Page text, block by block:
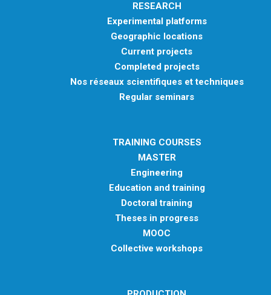
RESEARCH
Experimental platforms
Geographic locations
Current projects
Completed projects
Nos réseaux scientifiques et techniques
Regular seminars
TRAINING COURSES
MASTER
Engineering
Education and training
Doctoral training
Theses in progress
MOOC
Collective workshops